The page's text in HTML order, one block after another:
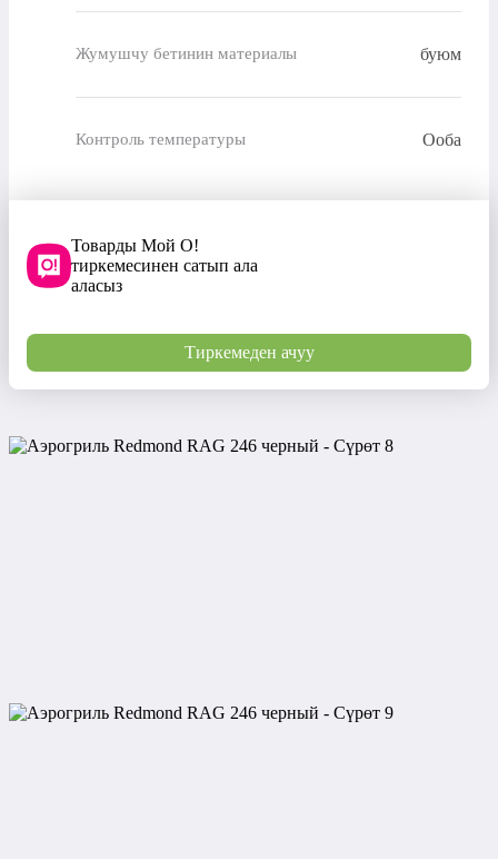
Жумушчу бетинин материалы буюм
Контроль температуры Ооба
Товарды Мой О!
тиркемесинен сатып ала
аласыз
Тиркемеден ачуу